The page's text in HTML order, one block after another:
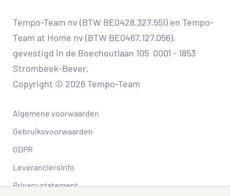
Algemene voorwaarden
Gebruiksvoorwaarden
GDPR
Leveranciersinfo
Privacy statement
Tempo-Team nv (BTW BE0428.327.551) en Tempo-
Team at Home nv (BTW BE0467.127.056),
gevestigd in de Boechoutlaan 105 0001 - 1853
Strombeek-Bever.
Copyright © 2026 Tempo-Team